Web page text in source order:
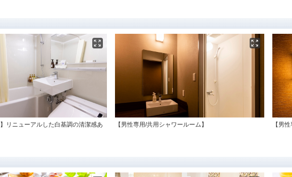
】リニューアルした白基調の清潔感あ
【男性専用/共用シャワールーム】 【男